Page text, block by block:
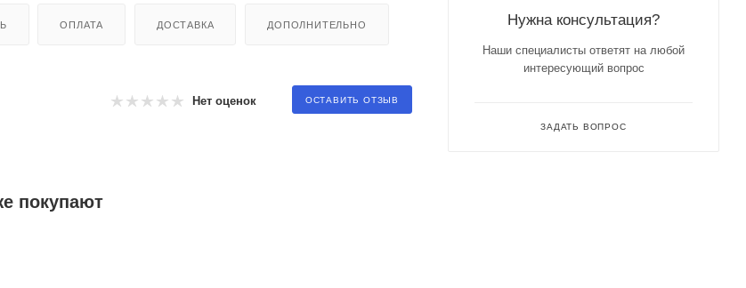
ОПЛАТА ДОСТАВКА ДОПОЛНИТЕЛЬНО
Нет оценок ОСТАВИТЬ ОТЗЫВ
покупают
Нужна консультация?
Наши специалисты ответят на любой
интересующий вопрос
ЗАДАТЬ ВОПРОС